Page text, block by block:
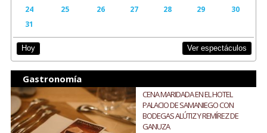
24
25 26 27 28 29
30
31
Hoy Ver espectáculos
Gastronomía
CENA MARIDADA EN EL HOTEL
PALACIO DE SAMANIEGO CON
BODEGAS ALÚTIZ Y REMÍREZ DE
GANUZA